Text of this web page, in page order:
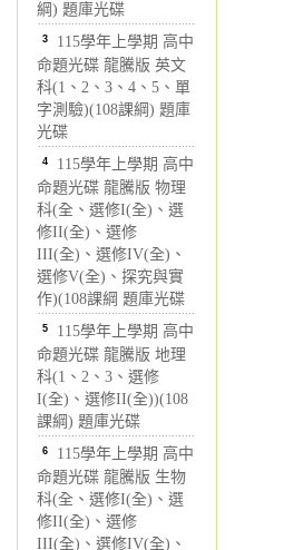
綱) 題庫光碟
3 115學年上學期 高中
命題光碟 龍騰版 英文
科(1、2、3、4、5、單
字測驗)(108課綱) 題庫
光碟
4 115學年上學期 高中
命題光碟 龍騰版 物理
科(全、選修I(全)、選
修II(全)、選修
III(全)、選修IV(全)、
選修V(全)、探究與實
作)(108課綱 題庫光碟
5 115學年上學期 高中
命題光碟 龍騰版 地理
科(1、2、3、選修
I(全)、選修II(全))(108
課綱) 題庫光碟
6 115學年上學期 高中
命題光碟 龍騰版 生物
科(全、選修I(全)、選
修II(全)、選修
III(全)、選修IV(全)、